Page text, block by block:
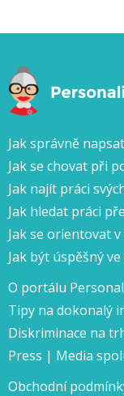
Jak správně
Jak se chovat při
Jak najít práci
Jak hledat práci
Jak se orientovat
Jak být úspěšný
O portálu
Tipy na dokonalý
Diskriminace na
Press | Media
Obchodní